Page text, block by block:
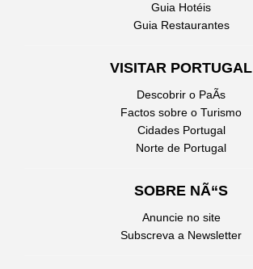
Guia Hotéis
Guia Restaurantes
VISITAR PORTUGAL
Descobrir o PaÃ­s
Factos sobre o Turismo
Cidades Portugal
Norte de Portugal
SOBRE NÃ“S
Anuncie no site
Subscreva a Newsletter